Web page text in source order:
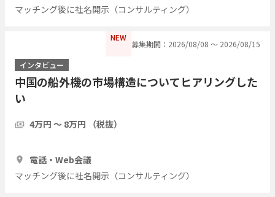
マッチング後に社名開示（コンサルティング）
NEW
募集期間：2026/08/08 〜 2026/08/15
インタビュー
中国の船外機の市場構造についてヒアリングした
い
4万円 〜 8万円 （税抜）
電話・Web会議
マッチング後に社名開示（コンサルティング）